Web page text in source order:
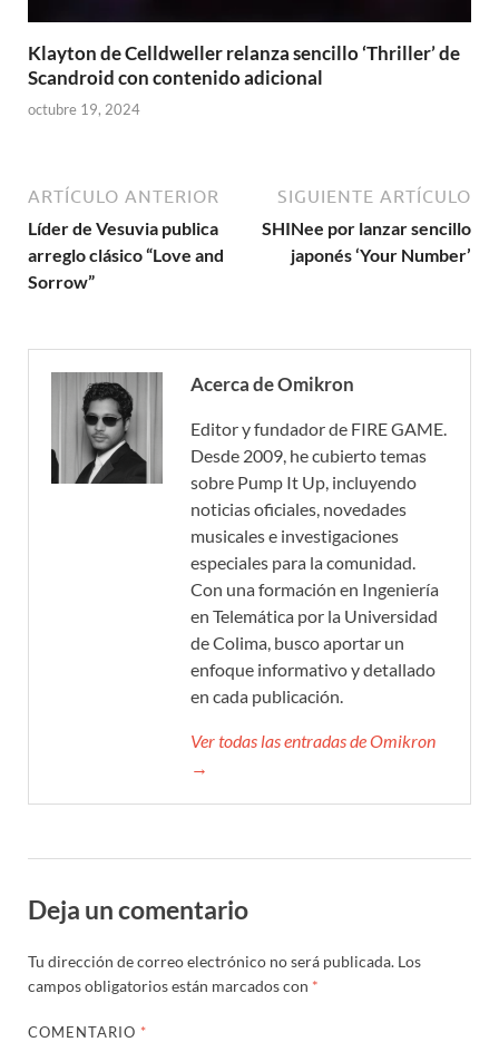
Klayton de Celldweller relanza sencillo ‘Thriller’ de
Scandroid con contenido adicional
octubre 19, 2024
ARTÍCULO ANTERIOR
Líder de Vesuvia publica
arreglo clásico “Love and
Sorrow”
SIGUIENTE ARTÍCULO
SHINee por lanzar sencillo
japonés ‘Your Number’
Acerca de Omikron
Editor y fundador de FIRE GAME.
Desde 2009, he cubierto temas
sobre Pump It Up, incluyendo
noticias oficiales, novedades
musicales e investigaciones
especiales para la comunidad.
Con una formación en Ingeniería
en Telemática por la Universidad
de Colima, busco aportar un
enfoque informativo y detallado
en cada publicación.
Ver todas las entradas de Omikron
→
Deja un comentario
Tu dirección de correo electrónico no será publicada. Los
campos obligatorios están marcados con *
COMENTARIO *